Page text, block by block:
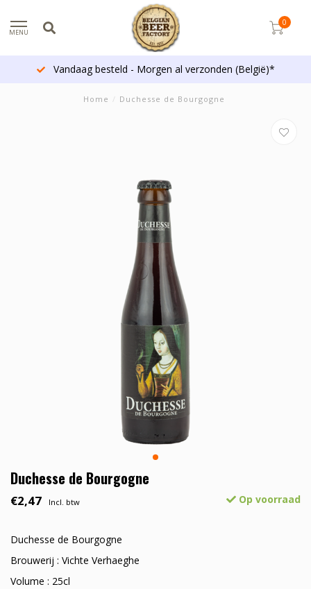
MENU
0
Vandaag besteld - Morgen al verzonden (België)*
Home / Duchesse de Bourgogne
Duchesse de Bourgogne
€2,47 Incl. btw Op voorraad
Duchesse de Bourgogne
Brouwerij : Vichte Verhaeghe
Volume : 25cl